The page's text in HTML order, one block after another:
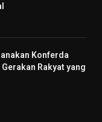
Konferda
Rakyat yang